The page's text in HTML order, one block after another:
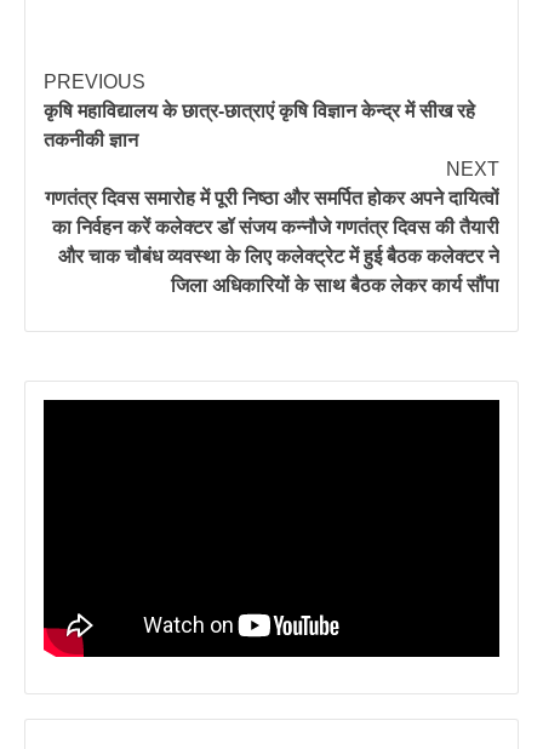
PREVIOUS
कृषि महाविद्यालय के छात्र-छात्राएं कृषि विज्ञान केन्द्र में सीख रहे
तकनीकी ज्ञान
NEXT
गणतंत्र दिवस समारोह में पूरी निष्ठा और समर्पित होकर अपने दायित्वों
का निर्वहन करें कलेक्टर डॉ संजय कन्नौजे गणतंत्र दिवस की तैयारी
और चाक चौबंध व्यवस्था के लिए कलेक्ट्रेट में हुई बैठक कलेक्टर ने
जिला अधिकारियों के साथ बैठक लेकर कार्य सौंपा